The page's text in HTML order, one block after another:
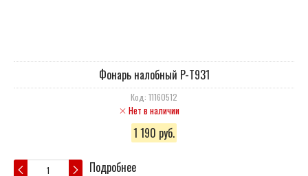
Фонарь налобный P-T931
Код: 11160512
Нет в наличии
1 190 руб.
Подробнее